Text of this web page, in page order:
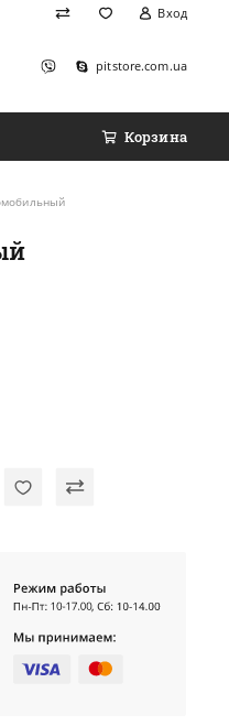
Вход
pitstore.com.ua
Корзина